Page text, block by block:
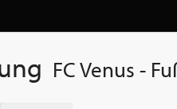
FC Venus -